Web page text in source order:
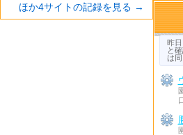
ほか4サイトの記録を見る →
昨
と
は